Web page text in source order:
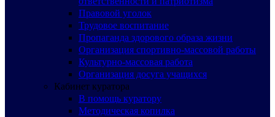
Правовой уголок
Трудовое воспитание
Пропаганда здорового образа жизни
Организация спортивно-массовой работы
Культурно-массовая работа
Организация досуга учащихся
Кабинет куратора
В помощь куратору
Методическая копилка